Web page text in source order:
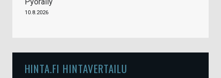
10.8.2026
HINTA.FI HINTAVERTAILU